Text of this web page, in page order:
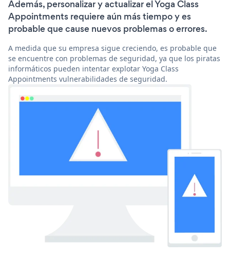
Además, personalizar y actualizar el Yoga Class
Appointments requiere aún más tiempo y es
probable que cause nuevos problemas o errores.
A medida que su empresa sigue creciendo, es probable que
se encuentre con problemas de seguridad, ya que los piratas
informáticos pueden intentar explotar Yoga Class
Appointments vulnerabilidades de seguridad.